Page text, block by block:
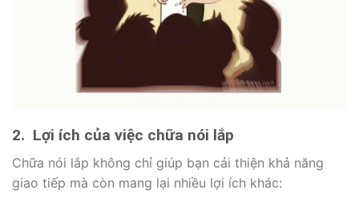
2. Lợi ích của việc chữa nói lắp
Chữa nói lắp không chỉ giúp bạn cải thiện khả năng
giao tiếp mà còn mang lại nhiều lợi ích khác: